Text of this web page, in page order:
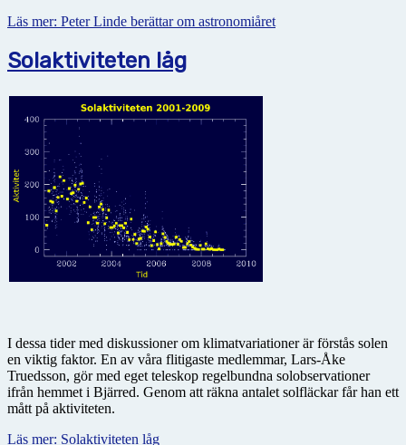
Läs mer: Peter Linde berättar om astronomiåret
Solaktiviteten låg
I dessa tider med diskussioner om klimatvariationer är förstås solen
en viktig faktor. En av våra flitigaste medlemmar, Lars-Åke
Truedsson, gör med eget teleskop regelbundna solobservationer
ifrån hemmet i Bjärred. Genom att räkna antalet solfläckar får han ett
mått på aktiviteten.
Läs mer: Solaktiviteten låg